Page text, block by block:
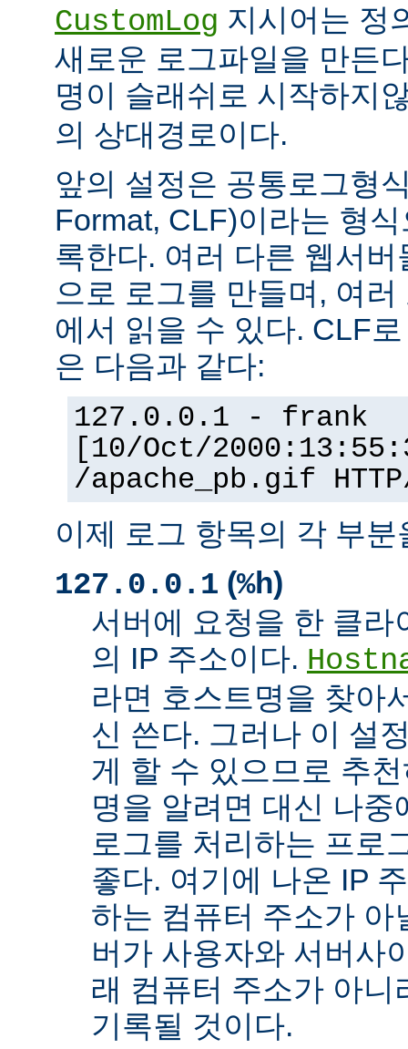
CustomLog 지시어는 정
새로운 로그파일을 만든
명이 슬래쉬로 시작하지
의 상대경로이다.
앞의 설정은 공통로그형
Format, CLF)이라는 형
록한다. 여러 다른 웹서
으로 로그를 만들며, 여
에서 읽을 수 있다. CLF
은 다음과 같다:
127.0.0.1 - frank
[10/Oct/
/apache_pb.gif
이제 로그 항목의 각 부
127.0.0.1 (%h)
서버에 요청을 한 클라
의 IP 주소이다.
라면 호스트명을 찾아
신 쓴다. 그러나 이 설
게 할 수 있으므로 추
명을 알려면 대신 나
로그를 처리하는 프로
좋다. 여기에 나온 IP
하는 컴퓨터 주소가 아
버가 사용자와 서버사
래 컴퓨터 주소가 아니
기록될 것이다.